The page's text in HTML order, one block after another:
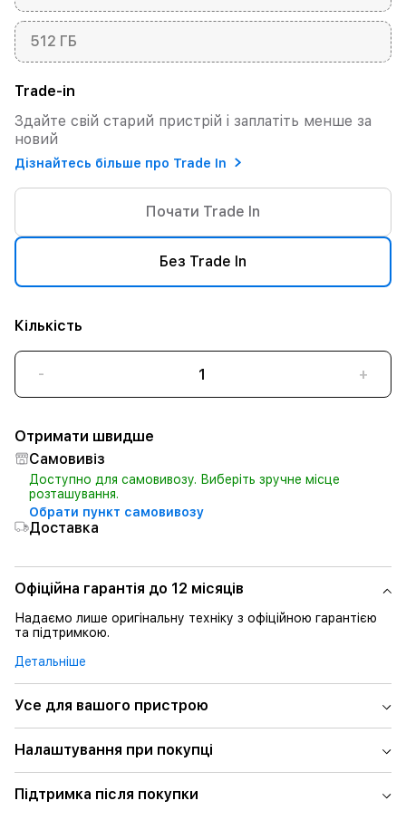
512 ГБ
Trade-in
Здайте свій старий пристрій і заплатіть менше за
новий
Дізнайтесь більше про Trade In
Почати Trade In
Без Trade In
Кількість
- +
Отримати швидше
Самовивіз
Доступно для самовивозу. Виберіть зручне місце
розташування.
Обрати пункт самовивозу
Доставка
Офіційна гарантія до 12 місяців
Надаємо лише оригінальну техніку з офіційною гарантією
та підтримкою.
Детальніше
Усе для вашого пристрою
Налаштування при покупці
Підтримка після покупки